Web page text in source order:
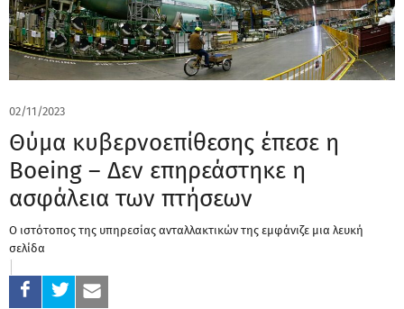
02/11/2023
Θύμα κυβερνοεπίθεσης έπεσε η
Boeing – Δεν επηρεάστηκε η
ασφάλεια των πτήσεων
Ο ιστότοπος της υπηρεσίας ανταλλακτικών της εμφάνιζε μια λευκή
σελίδα